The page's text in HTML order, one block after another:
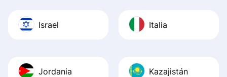
Israel Italia
Jordania Kazajistán